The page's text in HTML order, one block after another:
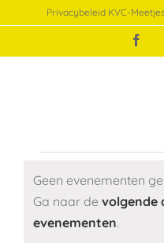
naar
Privacybeleid KVC-
in
Bericht
Geen evenementen
Ga naar de volgende
evenementen.